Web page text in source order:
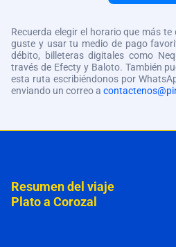
Recuerda elegir el horario que más
guste y usar tu medio de pago
débito, billeteras digitales como
través de Efecty y Baloto. También
esta ruta escribiéndonos por
enviando un correo a
Resumen del viaje
Plato a Corozal